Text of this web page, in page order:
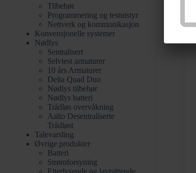
Tilbehør
Programmering og testutstyr
Nettverk og kommunikasjon
Konvensjonelle systemer
Nødlys
Sentralisert
Selvtest armaturer
10 års Armaturer
Delta Quad Duo
Nødlys tilbehør
Nødlys batteri
Trådløs overvåkning​
Aalto Desentraliserte
Trådløst
Talevarsling
Øvrige produkter
Batteri
Strømforsyning
Etterlysende og lavtsittende